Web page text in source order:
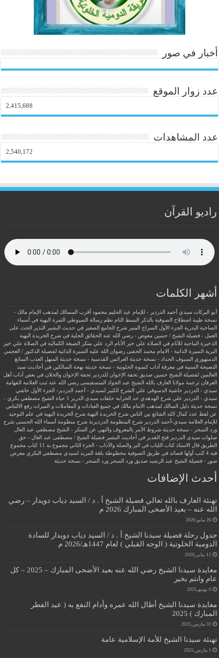
أخبار في صور
عدد زوار الموقع
2,415,688
عدد المشاهدات
2,540,172
راديو القرآن
أشهر الكلمات
أبو البركات سيدي أحمد الدردير - للإمام عبد الحليم محمود
أقرب المسالك لمذهب الإمام مالك -
نسخة طيبة اصطلاح الصوفية بالذكر البسط التام نظم رسالة السيوطي
الثمرة البهية في أسماء
الصاحبة البدرية
الجزء الأول السراج المنير شرح الجامع الصغير في حديث البشير النذير
الحث على
العمل - فضيلة الشيخ / حسين معوض - رضي الله عنه
الحقائق الجلية في شرح الخريدة البهية
الذخيرة الماحية للآثام في الصلاة علي خير الأنام
الرد علي منكر الصيغة الكمالية في الصلاة علي خير
البرية
السيرة الذاتية - الامام محمد الحفنى رضوان الله عليه
السيرة الذاتية لفضيلة الدكتور / العجمي
الدمنهوري
السيوف الحداد - نسخة حديثة العرائس القدسية - نسخة حديثة
المنهل العذب السائغ
النصيحة السنية في معرفة آداب كسوة الخلوتية - نسخة حديثة بهجة السالكين في أحاديث سيد
العالمين لفضيلة الشيخ حسين صديق
تحفة الإخوان للدردير تحفة الإخوان والخلان في بعض آداب أهل
العرفان ترجمة مولانا العارف بالله الشيخ عبد الجواد المنسفيسى رضي الله عنه ثبت العلامة الفهامة
سيدي - الدردير
حاشية الدسوقي علي الشرح الكبير لسيدي - أحمد الدردير- الجزء الأول حاشي
سيدي - الدردير علي شرح الهدهدي حد الحرابة حلقات سيدى الدرير 1
حياة الشيخ مصطفي بكري -
نسخة حديثة دليل السالك لمذهب الامام مالك في جميع العبادات و المعاملات و الميراث رفع الالتباس
عن لفظ عدد كمال الله الشائع بين الناس شرح الخريدة البهية شرح الخريدة البهية في علم التوحيد
للإمام العلامة سيدي-أحمد الدردير شرح المنظومة الدرديرية شرح منظومة أسماء الله الحسنى شرح
ورد السحر - نسخة حديثة شروط الأمر بالمعروف والنهي عن المنكر - الشيخ مصطفي عبد العال
صلوات سيدى الدردير فتح القدير في أحاديث البشير فضيلة الشيخ / مصطفى عبد العال - حق
الطريق
قال الاستاذ كتاب اللباب في البر والصلة والآداب - الجزء الثاني مجموع به 11 كتاب
مجموع
فيه 4 كتب أولها قصائد في طريق الصوفية
مخطوطة بلغة المريد لسيدي مصطفي البكري معرض
صور - فضيلة الشيخ عبد الرشيد صديق
ورد السحر ورد السحر - نسخة حديثة
أحدث الإضافات
تهنئة العارف بالله تعالي فضيلة الشيخ أ . د / السيد دياب دويدار – رضي
الله عنه – بعيد الأضحى المبارك 2026 م
26 مايو,2026
جدول رحلة فضيلة سيدنا الشيخ أ . د / السيد دياب دويدار للسادة
الدومية الخلوتية ( الوجه القبلي ) لعام 1447هـ/2026 م
11 يناير,2026
معايدة سيدنا الشيخ رضي الله عنه بعيد الأضحى المبارك – 2025 – كل
عام وانتم بخير
6 يونيو,2025
معايدة سيدنا الشيخ أطال الله عمره وأدام النفع به ( عيد الفطر
المبارك ) 2025
31 مارس,2025
تهنئة سيدنا الشيخ للأمة الإسلامية عامة
1 مارس,2025